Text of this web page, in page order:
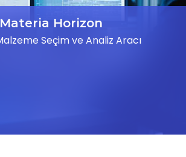
Horizon
Seçim ve Analiz Aracı